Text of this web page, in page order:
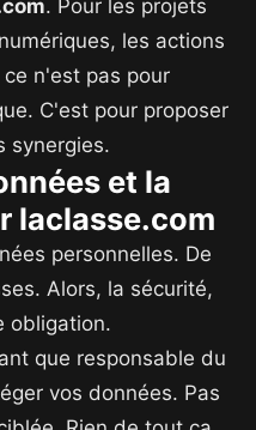
. Pour les projets
les actions
n'est pas pour
C'est pour proposer
synergies.
et la
laclasse.com
personnelles. De
Alors, la sécurité,
obligation.
que responsable du
vos données. Pas